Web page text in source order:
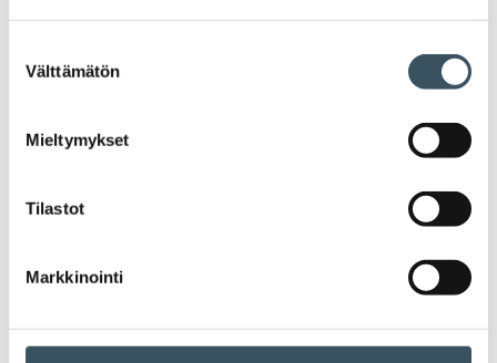
valinta
Välttämätön
Mieltymykset
Tilastot
Markkinointi
digitalisaatio
energiatehokkuus